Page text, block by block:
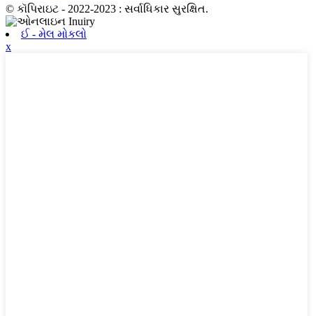
© કૉપિરાઇટ - 2022-2023 : સર્વાધિકાર સુરક્ષિત.
ઈ - મેલ મોકલો
x